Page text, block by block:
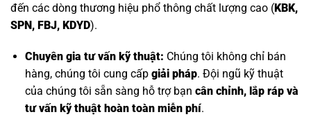
đến các dòng thương hiệu phổ thông chất lượng cao (KBK,
SPN, FBJ, KDYD).
Chuyên gia tư vấn kỹ thuật: Chúng tôi không chỉ bán
hàng, chúng tôi cung cấp giải pháp. Đội ngũ kỹ thuật
của chúng tôi sẵn sàng hỗ trợ bạn cân chỉnh, lắp ráp và
tư vấn kỹ thuật hoàn toàn miễn phí.